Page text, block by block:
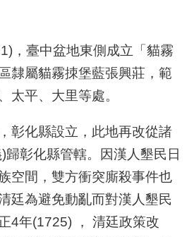
，臺中盆地東側成立「貓霧
隸屬貓霧拺堡藍張興莊，範
太平、大里等處。
，彰化縣設立，此地再改從諸
)歸彰化縣管轄。因漢人墾民日
空間，雙方衝突廝殺事件也
廷為避免動亂而對漢人墾民
4年(1725)
， 清廷政策改